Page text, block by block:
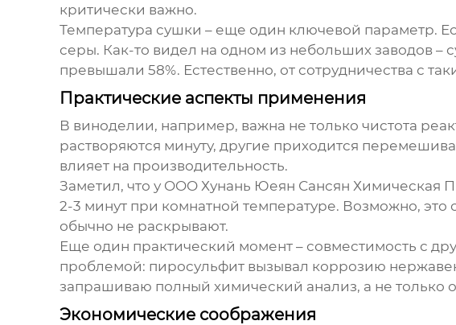
критически важно.
Температура сушки – еще один ключевой параметр.
серы. Как-то видел на одном из небольших заводов –
превышали 58%. Естественно, от сотрудничества с
Практические аспекты применения
В виноделии, например, важна не только чистота
растворяются минуту, другие приходится
влияет на производительность.
Заметил, что у OOO Хунань Юеян Сансян
2-3 минут при комнатной температуре. Возможно, это
обычно не раскрывают.
Еще один практический момент – совместимость с
проблемой: пиросульфит вызывал коррозию
запрашиваю полный химический анализ, а не только
Экономические соображения